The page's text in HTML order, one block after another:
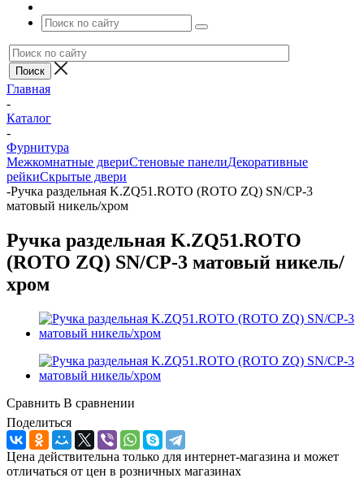
Главная
-
Каталог
-
Фурнитура
Межкомнатные двериСтеновые панелиДекоративные
рейкиСкрытые двери
-Ручка раздельная K.ZQ51.ROTO (ROTO ZQ) SN/CP-3
матовый никель/хром
Ручка раздельная K.ZQ51.ROTO
(ROTO ZQ) SN/CP-3 матовый никель/
хром
Сравнить В сравнении
Поделиться
Цена действительна только для интернет-магазина и может
отличаться от цен в розничных магазинах